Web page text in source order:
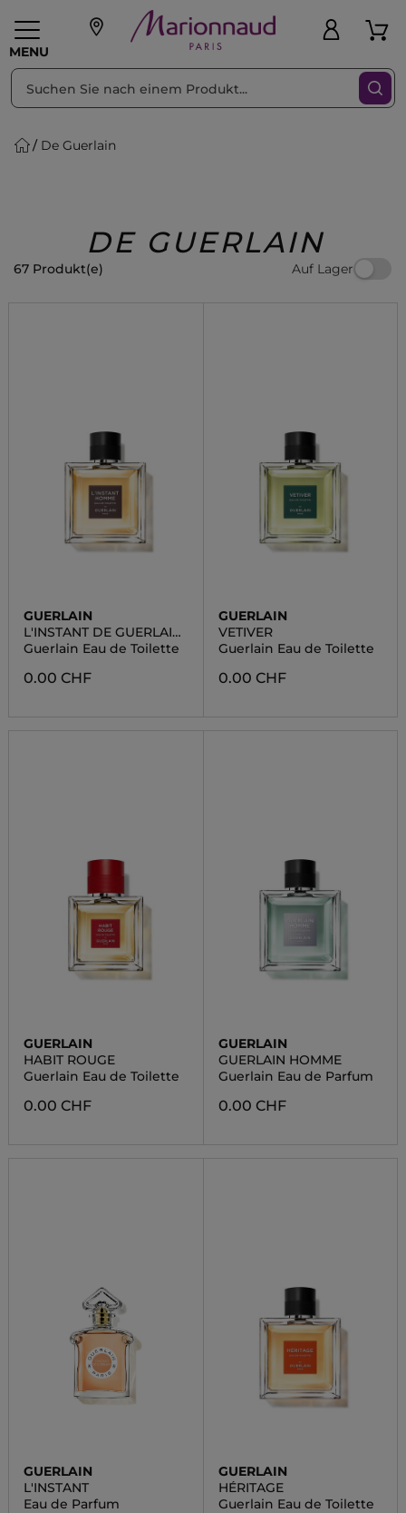
MENU
Geschenke
De Guerlain
DE GUERLAIN
67 Produkt(e) Auf Lager
sortieren nach Filter
GUERLAIN
L'INSTANT DE GUERLAIN
HOMME
Guerlain Eau de Toilette
0.00 CHF
GUERLAIN
VETIVER
Guerlain Eau de Toilette
0.00 CHF
GUERLAIN
HABIT ROUGE
Guerlain Eau de Toilette
0.00 CHF
GUERLAIN
GUERLAIN HOMME
Guerlain Eau de Parfum
0.00 CHF
GUERLAIN
L'INSTANT
Eau de Parfum
GUERLAIN
HÉRITAGE
Guerlain Eau de Toilette